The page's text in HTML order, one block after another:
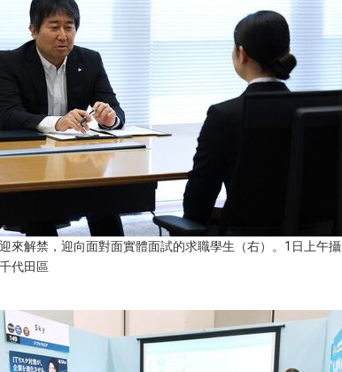
來解禁，迎向面對面實體面試的求職學生（右）。1日上午攝
代田區